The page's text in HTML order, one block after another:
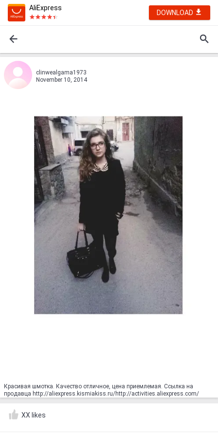
AliExpress
DOWNLOAD
clinwealgama1973
November 10, 2014
Красивая шмотка. Качество отличное, цена приемлемая. Ссылка на
продавца http://aliexpress.kismiakiss.ru/http://activities.aliexpress.com/
XX likes